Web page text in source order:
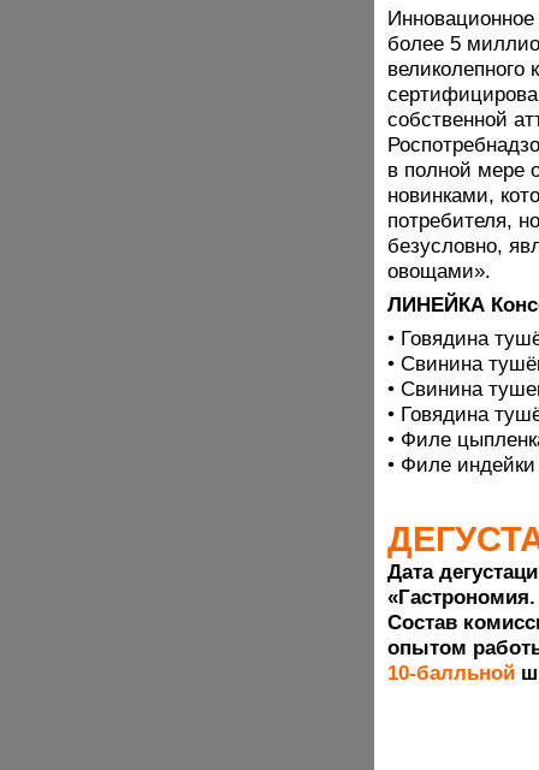
Инновационное
более 5
собственной
в полной мере
новинками,
потребителя,
безусловно,
овощами».
ЛИНЕЙКА
• Говядина
• Свинина
• Свинина
• Говядина
• Филе
• Филе
Дата
Состав
опытом
10-балльной